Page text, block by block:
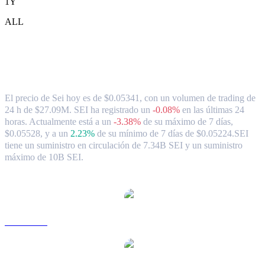
ALL
El precio de Sei hoy es de $0.05341, con un volumen de trading de
24 h de $27.09M. SEI ha registrado un -0.08% en las últimas 24
horas. Actualmente está a un -3.38% de su máximo de 7 días,
$0.05528, y a un 2.23% de su mínimo de 7 días de $0.05224.SEI
tiene un suministro en circulación de 7.34B SEI y un suministro
máximo de 10B SEI.